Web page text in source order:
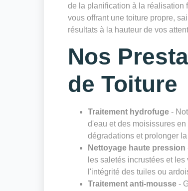
de la planification à la réalisation
vous offrant une toiture propre,
résultats à la hauteur de vos
Nos
de Toiture
Traitement hydrofuge -
d'eau et des moisissures
dégradations et prolonger
Nettoyage haute pression
les saletés incrustées et
l'intégrité des tuiles ou
Traitement anti-mousse -